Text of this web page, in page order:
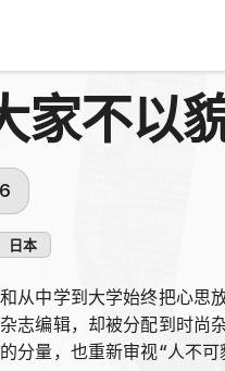
家不以
日本
从中学到大学始终把心思
志编辑，却被分配到时尚
分量，也重新审视“人不